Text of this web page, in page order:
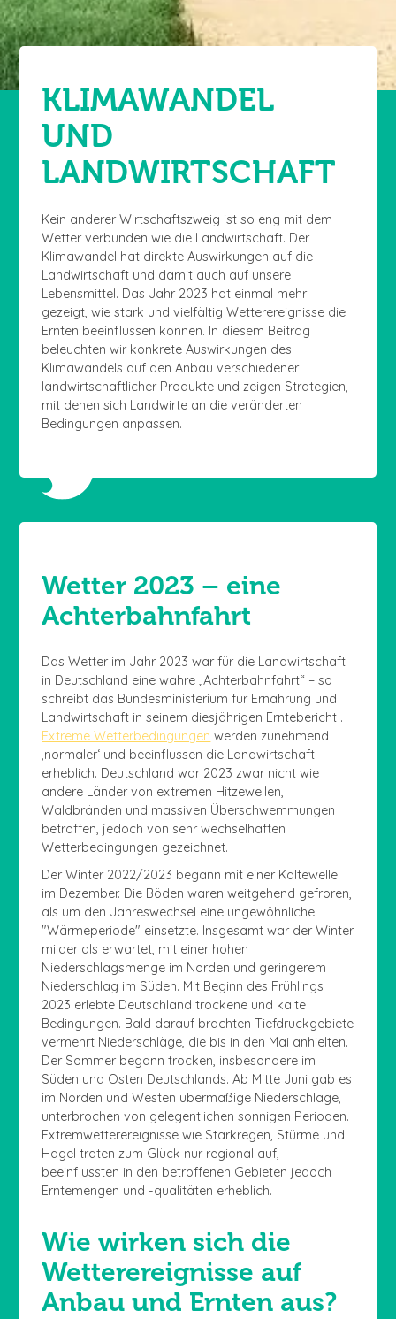
KLIMAWANDEL
UND
LANDWIRTSCHAFT
Kein anderer Wirtschaftszweig ist so eng mit dem
Wetter verbunden wie die Landwirtschaft. Der
Klimawandel hat direkte Auswirkungen auf die
Landwirtschaft und damit auch auf unsere
Lebensmittel. Das Jahr 2023 hat einmal mehr
gezeigt, wie stark und vielfältig Wetterereignisse die
Ernten beeinflussen können. In diesem Beitrag
beleuchten wir konkrete Auswirkungen des
Klimawandels auf den Anbau verschiedener
landwirtschaftlicher Produkte und zeigen Strategien,
mit denen sich Landwirte an die veränderten
Bedingungen anpassen.
Wetter 2023 – eine
Achterbahnfahrt
Das Wetter im Jahr 2023 war für die Landwirtschaft
in Deutschland eine wahre „Achterbahnfahrt“ – so
schreibt das Bundesministerium für Ernährung und
Landwirtschaft in seinem diesjährigen Erntebericht .
Extreme Wetterbedingungen werden zunehmend
‚normaler‘ und beeinflussen die Landwirtschaft
erheblich. Deutschland war 2023 zwar nicht wie
andere Länder von extremen Hitzewellen,
Waldbränden und massiven Überschwemmungen
betroffen, jedoch von sehr wechselhaften
Wetterbedingungen gezeichnet.
Der Winter 2022/2023 begann mit einer Kältewelle
im Dezember. Die Böden waren weitgehend gefroren,
als um den Jahreswechsel eine ungewöhnliche
"Wärmeperiode" einsetzte. Insgesamt war der Winter
milder als erwartet, mit einer hohen
Niederschlagsmenge im Norden und geringerem
Niederschlag im Süden. Mit Beginn des Frühlings
2023 erlebte Deutschland trockene und kalte
Bedingungen. Bald darauf brachten Tiefdruckgebiete
vermehrt Niederschläge, die bis in den Mai anhielten.
Der Sommer begann trocken, insbesondere im
Süden und Osten Deutschlands. Ab Mitte Juni gab es
im Norden und Westen übermäßige Niederschläge,
unterbrochen von gelegentlichen sonnigen Perioden.
Extremwetterereignisse wie Starkregen, Stürme und
Hagel traten zum Glück nur regional auf,
beeinflussten in den betroffenen Gebieten jedoch
Erntemengen und -qualitäten erheblich.
Wie wirken sich die
Wetterereignisse auf
Anbau und Ernten aus?